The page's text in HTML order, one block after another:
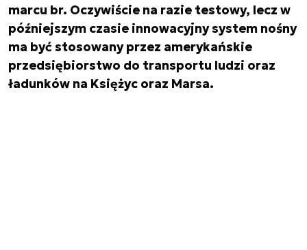
marcu br. Oczywiście na razie testowy, lecz w
późniejszym czasie innowacyjny system nośny
ma być stosowany przez amerykańskie
przedsiębiorstwo do transportu ludzi oraz
ładunków na Księżyc oraz Marsa.